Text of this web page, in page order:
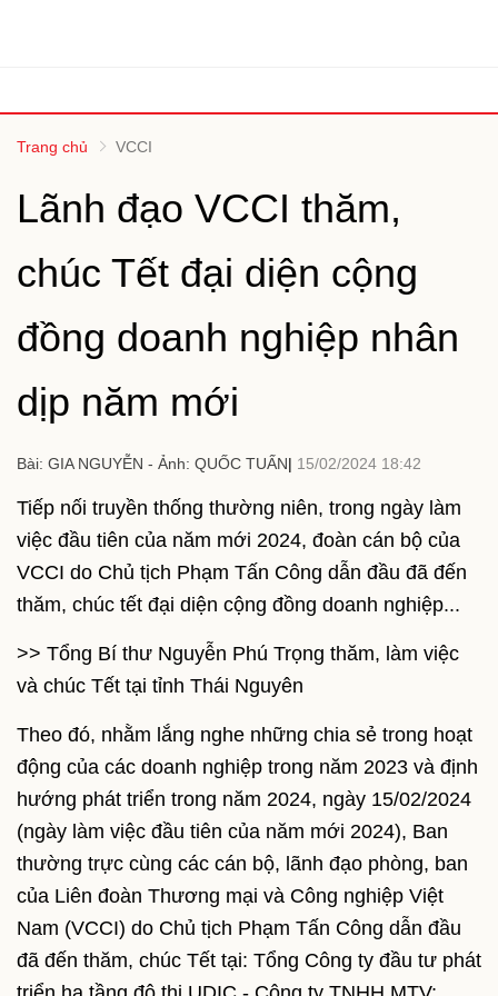
Trang chủ VCCI
Lãnh đạo VCCI thăm,
chúc Tết đại diện cộng
đồng doanh nghiệp nhân
dịp năm mới
Bài: GIA NGUYỄN - Ảnh: QUỐC TUẤN 15/02/2024 18:42
Tiếp nối truyền thống thường niên, trong ngày làm
việc đầu tiên của năm mới 2024, đoàn cán bộ của
VCCI do Chủ tịch Phạm Tấn Công dẫn đầu đã đến
thăm, chúc tết đại diện cộng đồng doanh nghiệp...
>> Tổng Bí thư Nguyễn Phú Trọng thăm, làm việc
và chúc Tết tại tỉnh Thái Nguyên
Theo đó, nhằm lắng nghe những chia sẻ trong hoạt
động của các doanh nghiệp trong năm 2023 và định
hướng phát triển trong năm 2024, ngày 15/02/2024
(ngày làm việc đầu tiên của năm mới 2024), Ban
thường trực cùng các cán bộ, lãnh đạo phòng, ban
của Liên đoàn Thương mại và Công nghiệp Việt
Nam (VCCI) do Chủ tịch Phạm Tấn Công dẫn đầu
đã đến thăm, chúc Tết tại: Tổng Công ty đầu tư phát